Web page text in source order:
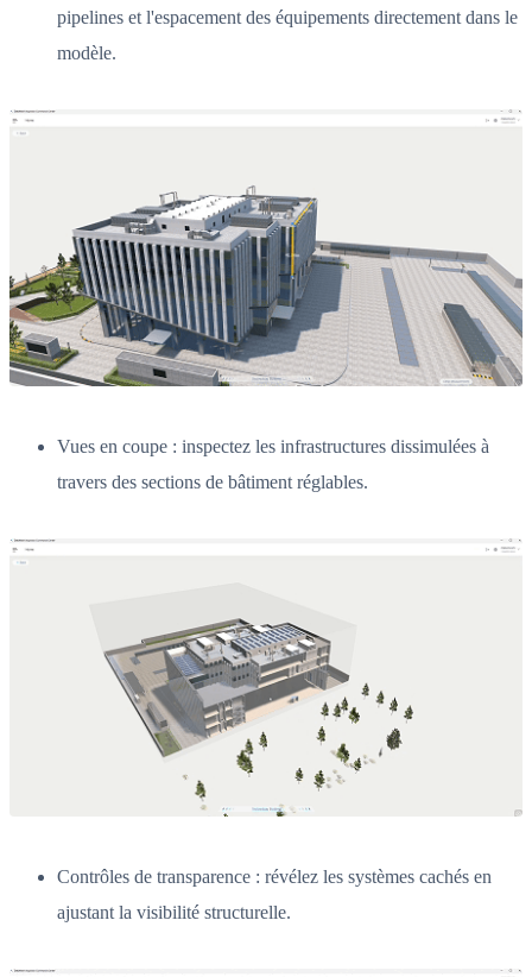
pipelines et l'espacement des équipements directement dans le
modèle.
Vues en coupe : inspectez les infrastructures dissimulées à
travers des sections de bâtiment réglables.
Contrôles de transparence : révélez les systèmes cachés en
ajustant la visibilité structurelle.